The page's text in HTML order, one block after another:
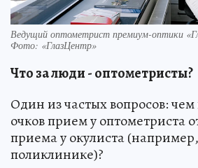
Ведущий оптометрист премиум-оптики
Фото: «ГлазЦентр»
Что за люди - оптометристы?
Один из частых вопросов:
очков прием у оптометриста
приема у окулиста
поликлинике)?